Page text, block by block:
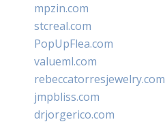
mpzin.com
stcreal.com
PopUpFlea.com
valueml.com
rebeccatorresjewelry.com
jmpbliss.com
drjorgerico.com